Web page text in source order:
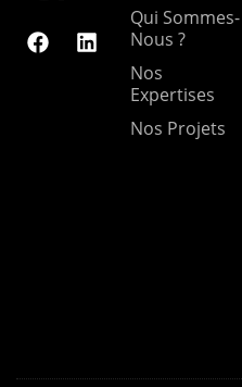
Qui Sommes-
Nous ?
Nos
Expertises
Nos Projets